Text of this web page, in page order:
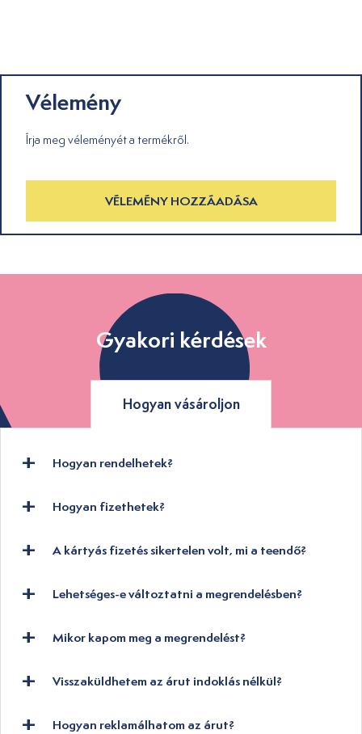
Vélemény
Írja meg véleményét a termékről.
VÉLEMÉNY HOZZÁADÁSA
Gyakori kérdések
Hogyan vásároljon
Hogyan rendelhetek?
Hogyan fizethetek?
A kártyás fizetés sikertelen volt, mi a teendő?
Lehetséges-e változtatni a megrendelésben?
Mikor kapom meg a megrendelést?
Visszaküldhetem az árut indoklás nélkül?
Hogyan reklamálhatom az árut?